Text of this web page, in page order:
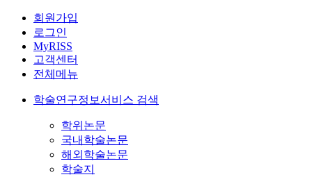
회원가입
로그인
MyRISS
고객센터
전체메뉴
학술연구정보서비스 검색
학위논문
국내학술논문
해외학술논문
학술지